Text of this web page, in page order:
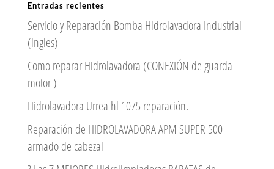
Entradas recientes
Servicio y Reparación Bomba Hidrolavadora Industrial
(ingles)
Como reparar Hidrolavadora (CONEXIÓN de guarda-
motor )
Hidrolavadora Urrea hl 1075 reparación.
Reparación de HIDROLAVADORA APM SUPER 500
armado de cabezal